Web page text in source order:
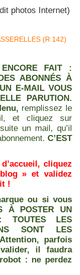
photos Internet)
FAIT :
ABONNÉS À
E-MAIL VOUS
PARUTION.
remplissez le
et cliquez sur
un mail, qu’il
C’EST
cliquez
» et validez
!
ou si vous
À POSTER UN
: TOUTES LES
SONT LES
Attention, parfois
il faudra
: ne perdez